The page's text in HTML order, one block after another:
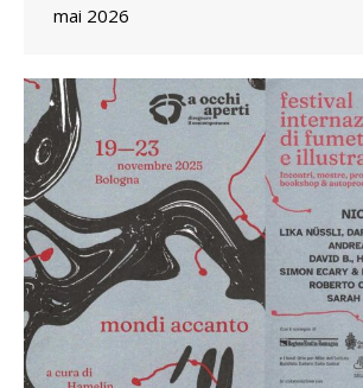
mai 2026